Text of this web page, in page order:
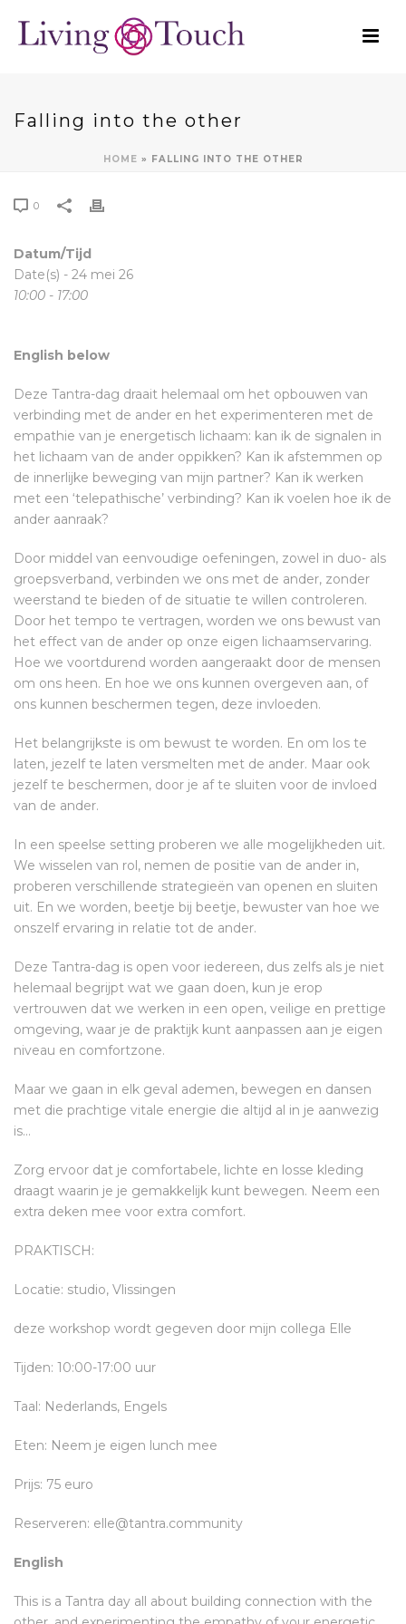
Falling into the other
HOME » FALLING INTO THE OTHER
0
Datum/Tijd
Date(s) - 24 mei 26
10:00 - 17:00
English below
Deze Tantra-dag draait helemaal om het opbouwen van
verbinding met de ander en het experimenteren met de
empathie van je energetisch lichaam: kan ik de signalen in
het lichaam van de ander oppikken? Kan ik afstemmen op
de innerlijke beweging van mijn partner? Kan ik werken
met een ‘telepathische’ verbinding? Kan ik voelen hoe ik de
ander aanraak?
Door middel van eenvoudige oefeningen, zowel in duo- als
groepsverband, verbinden we ons met de ander, zonder
weerstand te bieden of de situatie te willen controleren.
Door het tempo te vertragen, worden we ons bewust van
het effect van de ander op onze eigen lichaamservaring.
Hoe we voortdurend worden aangeraakt door de mensen
om ons heen. En hoe we ons kunnen overgeven aan, of
ons kunnen beschermen tegen, deze invloeden.
Het belangrijkste is om bewust te worden. En om los te
laten, jezelf te laten versmelten met de ander. Maar ook
jezelf te beschermen, door je af te sluiten voor de invloed
van de ander.
In een speelse setting proberen we alle mogelijkheden uit.
We wisselen van rol, nemen de positie van de ander in,
proberen verschillende strategieën van openen en sluiten
uit. En we worden, beetje bij beetje, bewuster van hoe we
onszelf ervaring in relatie tot de ander.
Deze Tantra-dag is open voor iedereen, dus zelfs als je niet
helemaal begrijpt wat we gaan doen, kun je erop
vertrouwen dat we werken in een open, veilige en prettige
omgeving, waar je de praktijk kunt aanpassen aan je eigen
niveau en comfortzone.
Maar we gaan in elk geval ademen, bewegen en dansen
met die prachtige vitale energie die altijd al in je aanwezig
is…
Zorg ervoor dat je comfortabele, lichte en losse kleding
draagt ​​waarin je je gemakkelijk kunt bewegen. Neem een ​​
extra deken mee voor extra comfort.
PRAKTISCH:
Locatie: studio, Vlissingen
deze workshop wordt gegeven door mijn collega Elle
Tijden: 10:00-17:00 uur
Taal: Nederlands, Engels
Eten: Neem je eigen lunch mee
Prijs: 75 euro
Reserveren: elle@tantra.community
English
This is a Tantra day all about building connection with the